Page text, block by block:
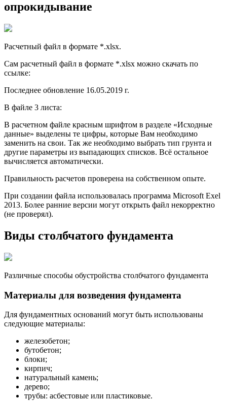
опрокидывание
Расчетный файл в формате *.xlsx.
Сам расчетный файл в формате *.xlsx можно скачать по
ссылке:
Последнее обновление 16.05.2019 г.
В файле 3 листа:
В расчетном файле красным шрифтом в разделе «Исходные
данные» выделены те цифры, которые Вам необходимо
заменить на свои. Так же необходимо выбрать тип грунта и
другие параметры из выпадающих списков. Всё остальное
вычисляется автоматически.
Правильность расчетов проверена на собственном опыте.
При создании файла использовалась программа Microsoft Exel
2013. Более ранние версии могут открыть файл некорректно
(не проверял).
Виды столбчатого фундамента
Различные способы обустройства столбчатого фундамента
Материалы для возведения фундамента
Для фундаментных оснований могут быть использованы
следующие материалы:
железобетон;
бутобетон;
блоки;
кирпич;
натуральный камень;
дерево;
трубы: асбестовые или пластиковые.